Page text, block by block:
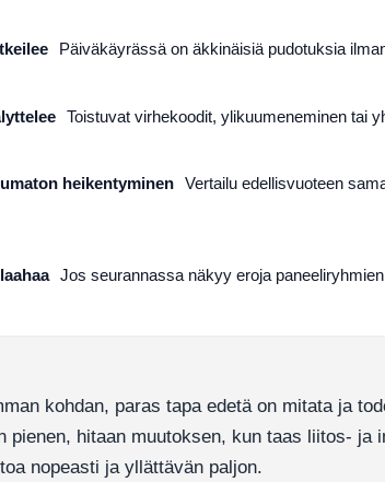
Päiväkäyrässä on äkkinäisiä pudotuksia
Toistuvat virhekoodit, ylikuumeneminen tai
heikentyminen Vertailu edellisvuoteen
Jos seurannassa näkyy eroja
kohdan, paras tapa edetä on mitata ja
pienen, hitaan muutoksen, kun taas liitos- ja
nopeasti ja yllättävän paljon.